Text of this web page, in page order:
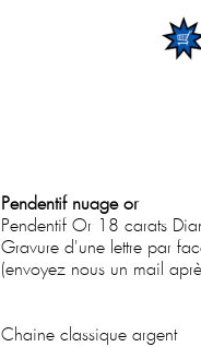
Pendentif nuage or
Pendentif Or 18 carats
Gravure d'une lettre par
(envoyez nous un mail
Chaine classique argent